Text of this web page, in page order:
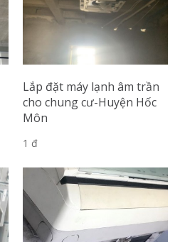
Lắp đặt máy lạnh âm trần
cho chung cư-Huyện Hốc
Môn
1 đ